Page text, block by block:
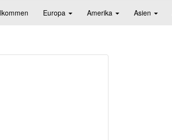
Europa Amerika Asien